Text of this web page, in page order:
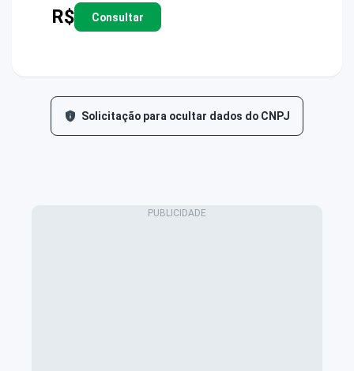
R$ Consultar
Solicitação para ocultar dados do CNPJ